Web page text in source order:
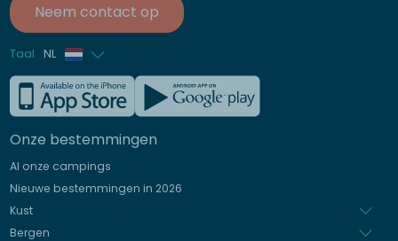
Neem contact op
Taal NL
Frans
Engels
Duits
Italiaans
Onze bestemmingen
Al onze campings
Nieuwe bestemmingen in 2026
Kust
Bergen